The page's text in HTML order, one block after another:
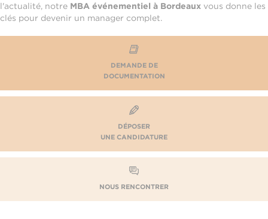
l'actualité, notre MBA événementiel à Bordeaux vous donne les
clés pour devenir un manager complet.
DEMANDE DE
DOCUMENTATION
DÉPOSER
UNE CANDIDATURE
NOUS RENCONTRER